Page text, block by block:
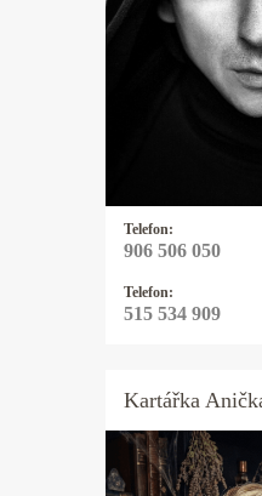
Telefon:
906 506 050
Telefon:
515 534 909
neboť v
přes
však problém
neexistuje,
Kartářka